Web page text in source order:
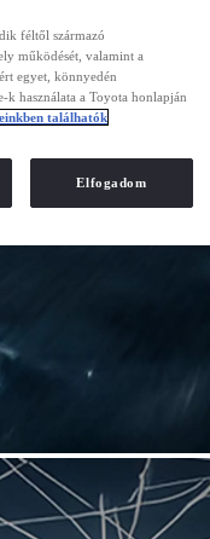
féltől származó
működését, valamint a
egyet, könnyedén
k használata a Toyota honlapján
találhatók
Elfogadom